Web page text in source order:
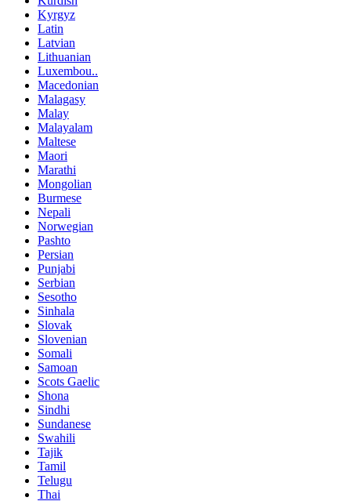
Kyrgyz
Latin
Latvian
Lithuanian
Luxembou..
Macedonian
Malagasy
Malay
Malayalam
Maltese
Maori
Marathi
Mongolian
Burmese
Nepali
Norwegian
Pashto
Persian
Punjabi
Serbian
Sesotho
Sinhala
Slovak
Slovenian
Somali
Samoan
Scots Gaelic
Shona
Sindhi
Sundanese
Swahili
Tajik
Tamil
Telugu
Thai